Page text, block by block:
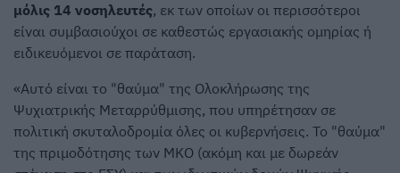
μόλις 14 νοσηλευτές, εκ των οποίων οι περισσότεροι
είναι συμβασιούχοι σε καθεστώς εργασιακής ομηρίας ή
ειδικευόμενοι σε παράταση.
«Αυτό είναι το "θαύμα" της Ολοκλήρωσης της
Ψυχιατρικής Μεταρρύθμισης, που υπηρέτησαν σε
πολιτική σκυταλοδρομία όλες οι κυβερνήσεις. Το "θαύμα"
της πριμοδότησης των ΜΚΟ (ακόμη και με δωρεάν